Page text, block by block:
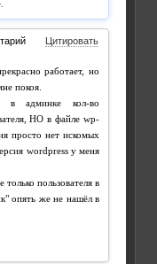
Цитировать
работает, но
покоя.
админке кол-во
НО в файле wp-
просто нет искомых
wordpress у меня
пользователя в
опять же не нашёл в